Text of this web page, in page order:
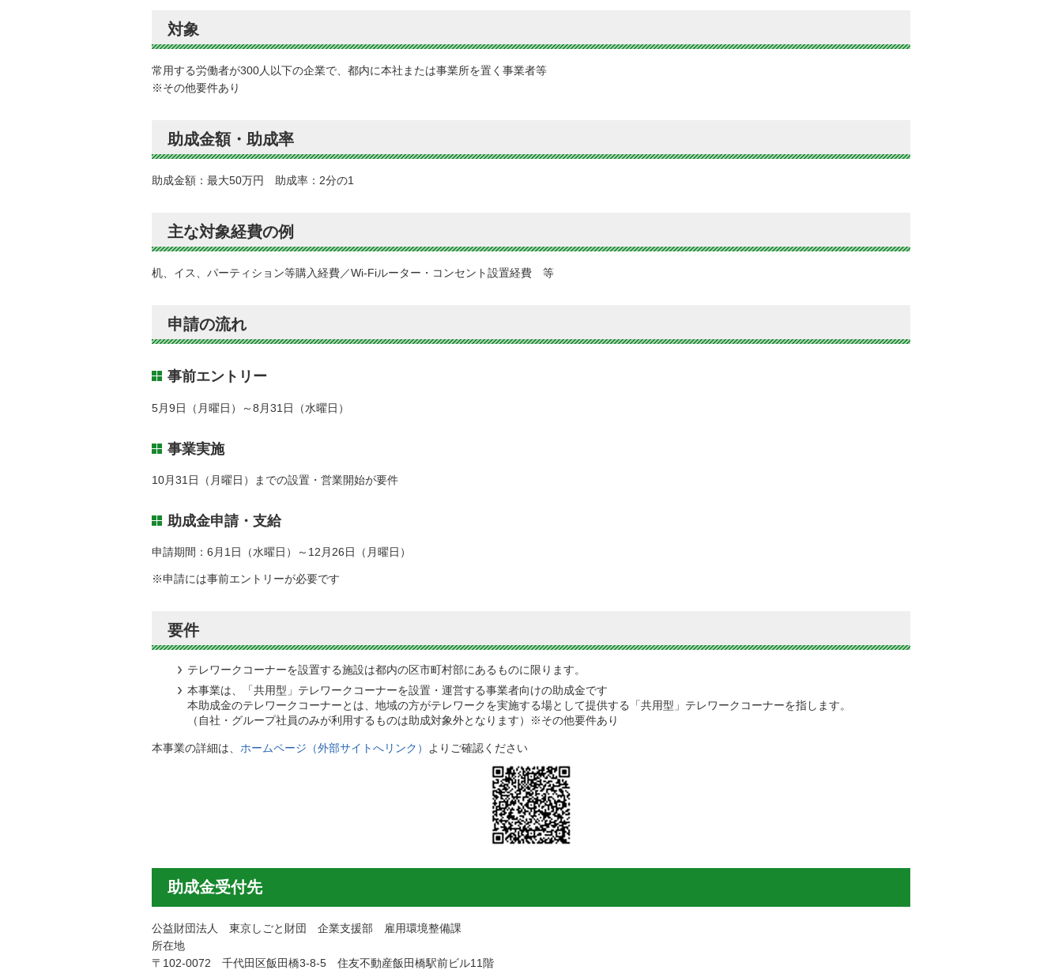
対象
常用する労働者が300人以下の企業で、都内に本社または事業所を置く事業者等
※その他要件あり
助成金額・助成率
助成金額：最大50万円 助成率：2分の1
主な対象経費の例
机、イス、パーティション等購入経費／Wi-Fiルーター・コンセント設置経費 等
申請の流れ
事前エントリー
5月9日（月曜日）～8月31日（水曜日）
事業実施
10月31日（月曜日）までの設置・営業開始が要件
助成金申請・支給
申請期間：6月1日（水曜日）～12月26日（月曜日）
※申請には事前エントリーが必要です
要件
テレワークコーナーを設置する施設は都内の区市町村部にあるものに限ります。
本事業は、「共用型」テレワークコーナーを設置・運営する事業者向けの助成金です
本助成金のテレワークコーナーとは、地域の方がテレワークを実施する場として提供する「共用型」テレワークコーナーを指します。
（自社・グループ社員のみが利用するものは助成対象外となります）※その他要件あり
本事業の詳細は、 ホームページ（外部サイトへリンク） よりご確認ください
助成金受付先
公益財団法人 東京しごと財団 企業支援部 雇用環境整備課
所在地
〒102-0072 千代田区飯田橋3-8-5 住友不動産飯田橋駅前ビル11階